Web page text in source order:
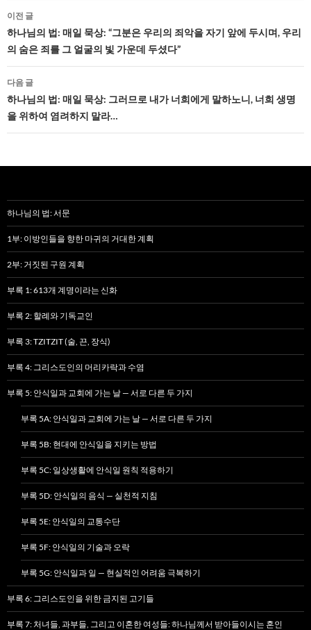
글
네
비
게
이
션
이전 글
하나님의 법: 매일 묵상: “그분은 우리의 죄악을 자기 앞에 두시며, 우리
의 숨은 죄를 그 얼굴의 빛 가운데 두셨다”
다음 글
하나님의 법: 매일 묵상: 그러므로 내가 너희에게 말하노니, 너희 생명
을 위하여 염려하지 말라…
하나님의 법: 서문
1부: 이방인들을 향한 마귀의 거대한 계획
2부: 거짓된 구원 계획
부록 1: 613개 계명이라는 신화
부록 2: 할례와 기독교인
부록 3: TZITZIT (술, 끈, 장식)
부록 4: 그리스도인의 머리카락과 수염
부록 5: 안식일과 교회에 가는 날 — 서로 다른 두 가지
부록 5A: 안식일과 교회에 가는 날 — 서로 다른 두 가지
부록 5B: 현대에 안식일을 지키는 방법
부록 5C: 일상생활에 안식일 원칙 적용하기
부록 5D: 안식일의 음식 — 실천적 지침
부록 5E: 안식일의 교통수단
부록 5F: 안식일의 기술과 오락
부록 5G: 안식일과 일 — 현실적인 어려움 극복하기
부록 6: 그리스도인을 위한 금지된 고기들
부록 7: 처녀들, 과부들, 그리고 이혼한 여성들: 하나님께서 받아들이시는 혼인